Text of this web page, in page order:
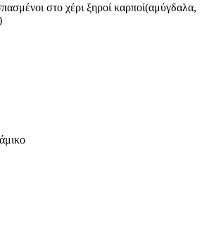
στο χέρι ξηροί καρποί(αμύγδαλα,